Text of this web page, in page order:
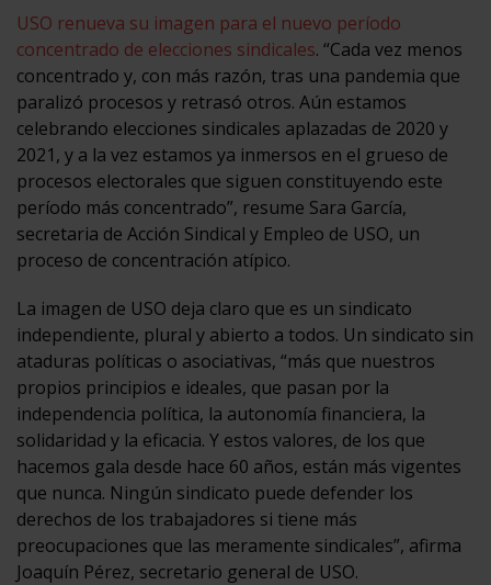
USO renueva su imagen para el nuevo período
concentrado de elecciones sindicales. “Cada vez menos
concentrado y, con más razón, tras una pandemia que
paralizó procesos y retrasó otros. Aún estamos
celebrando elecciones sindicales aplazadas de 2020 y
2021, y a la vez estamos ya inmersos en el grueso de
procesos electorales que siguen constituyendo este
período más concentrado”, resume Sara García,
secretaria de Acción Sindical y Empleo de USO, un
proceso de concentración atípico.
La imagen de USO deja claro que es un sindicato
independiente, plural y abierto a todos. Un sindicato sin
ataduras políticas o asociativas, “más que nuestros
propios principios e ideales, que pasan por la
independencia política, la autonomía financiera, la
solidaridad y la eficacia. Y estos valores, de los que
hacemos gala desde hace 60 años, están más vigentes
que nunca. Ningún sindicato puede defender los
derechos de los trabajadores si tiene más
preocupaciones que las meramente sindicales”, afirma
Joaquín Pérez, secretario general de USO.